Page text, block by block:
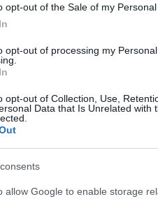
opt-out of the Sale of my Personal
opt-out of processing my
opt-out of Collection, Use,
Data that Is Unrelated with
allow Google to enable storage